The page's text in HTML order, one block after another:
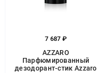
7 687 ₽
AZZARO
Парфюмированный
дезодорант-стик Azzaro